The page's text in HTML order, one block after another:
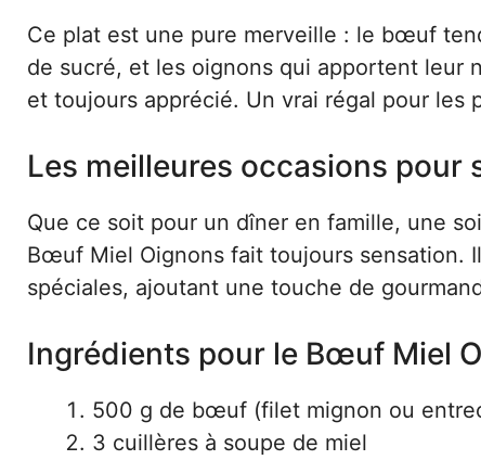
Ce plat est une pure merveille : le bœuf
de sucré, et les oignons qui apportent leur
et toujours apprécié. Un vrai régal pour les
Les meilleures occasions
Que ce soit pour un dîner en famille, une
Bœuf Miel Oignons fait toujours sensation.
spéciales, ajoutant une touche de
Ingrédients pour le Bœuf Miel
500 g de bœuf (filet mignon ou
3 cuillères à soupe de miel